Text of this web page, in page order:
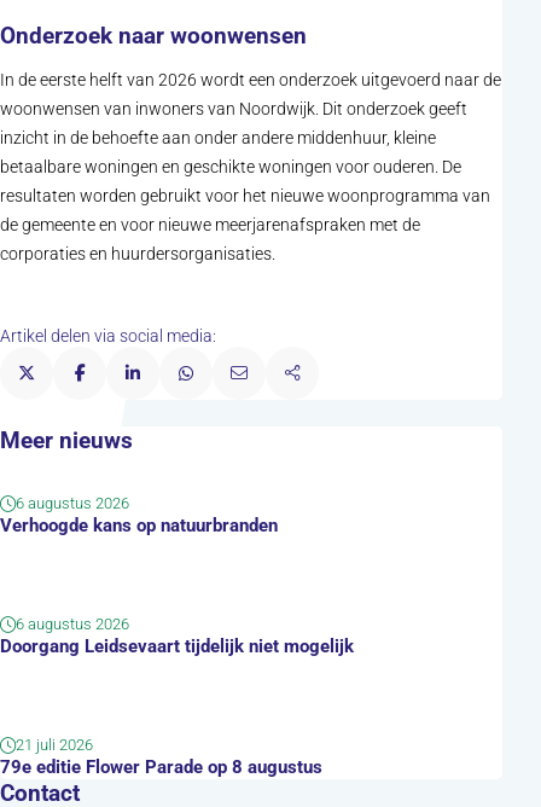
Onderzoek naar woonwensen
In de eerste helft van 2026 wordt een onderzoek uitgevoerd naar de
woonwensen van inwoners van Noordwijk. Dit onderzoek geeft
inzicht in de behoefte aan onder andere middenhuur, kleine
betaalbare woningen en geschikte woningen voor ouderen. De
resultaten worden gebruikt voor het nieuwe woonprogramma van
de gemeente en voor nieuwe meerjarenafspraken met de
corporaties en huurdersorganisaties.
Artikel delen via social media:
Meer nieuws
Verhoogde kans op natuurbranden
6 augustus 2026
Doorgang Leidsevaart tijdelijk niet mogelijk
6 augustus 2026
79e editie Flower Parade op 8 augustus
21 juli 2026
Contact